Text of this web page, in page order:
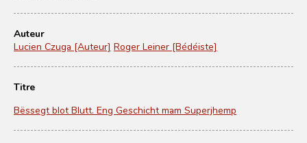
Auteur
Lucien Czuga [Auteur] Roger Leiner [Bédéiste]
Titre
Bëssegt blot Blutt. Eng Geschicht mam Superjhemp